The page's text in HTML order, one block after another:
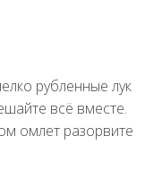
рубленные лук
всё вместе.
омлет разорвите